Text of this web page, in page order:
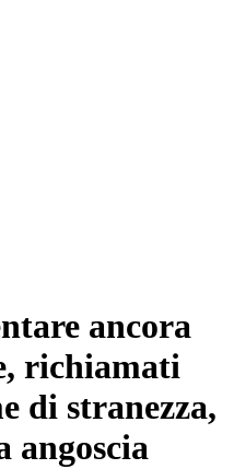
ancora
richiamati
di stranezza,
angoscia